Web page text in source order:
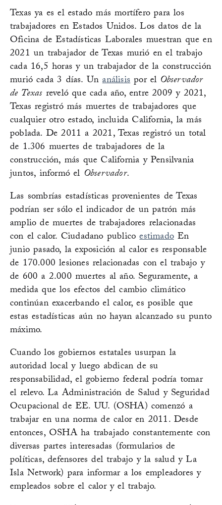
Texas ya es el estado más mortífero para los
trabajadores en Estados Unidos. Los datos de la
Oficina de Estadísticas Laborales muestran que en
2021 un trabajador de Texas murió en el trabajo
cada 16,5 horas y un trabajador de la construcción
murió cada 3 días. Unanálisis por el Observador
de Texas reveló que cada año, entre 2009 y 2021,
Texas registró más muertes de trabajadores que
cualquier otro estado, incluida California, la más
poblada. De 2011 a 2021, Texas registró un total
de 1.306 muertes de trabajadores de la
construcción, más que California y Pensilvania
juntos, informó el Observador.
Las sombrías estadísticas provenientes de Texas
podrían ser sólo el indicador de un patrón más
amplio de muertes de trabajadores relacionadas
con el calor. Ciudadano publicoestimado En
junio pasado, la exposición al calor es responsable
de 170.000 lesiones relacionadas con el trabajo y
de 600 a 2.000 muertes al año. Seguramente, a
medida que los efectos del cambio climático
continúan exacerbando el calor, es posible que
estas estadísticas aún no hayan alcanzado su punto
máximo.
Cuando los gobiernos estatales usurpan la
autoridad local y luego abdican de su
responsabilidad, el gobierno federal podría tomar
el relevo. La Administración de Salud y Seguridad
Ocupacional de EE. UU. (OSHA) comenzó a
trabajar en una norma de calor en 2011. Desde
entonces, OSHA ha trabajado constantemente con
diversas partes interesadas (formularios de
políticas, defensores del trabajo y la salud y La
Isla Network) para informar a los empleadores y
empleados sobre el calor y el trabajo.